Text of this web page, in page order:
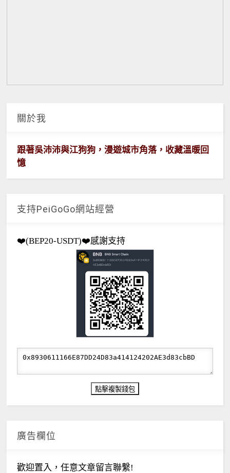
關於我
跟著吳沛沛與江狗狗，漫遊城市角落，收藏溫暖回
憶
支持PeiGoGo網站經營
❤️(BEP20-USDT)❤️感謝支持
廣告欄位
歡迎置入，任意文章留言聯繫!